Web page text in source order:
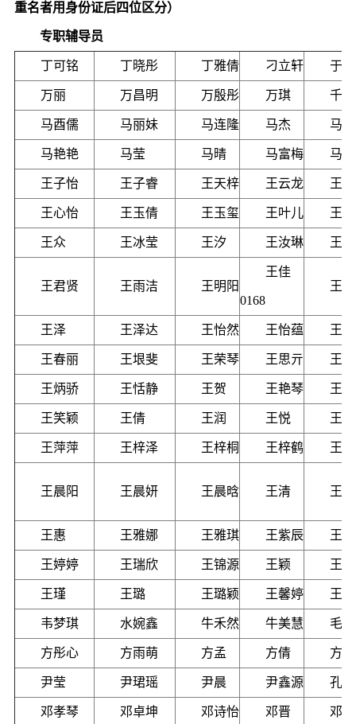
重名者用身份证后四位区分）
专职辅导员
丁可铭 丁晓彤 丁雅倩 刁立轩 于希
万丽 万昌明 万殷彤 万琪 千姿
马酉儒 马丽妹 马连隆 马杰 马
马艳艳 马莹 马晴 马富梅 马
王子怡 王子睿 王天梓 王云龙 王今
王心怡 王玉倩 王玉玺 王叶儿 王立
王众 王冰莹 王汐 王汝琳 王
王君贤 王雨洁 王明阳
王佳
0168
王
王泽 王泽达 王怡然 王怡蕴 王
王春丽 王垠斐 王荣琴 王思亓 王峥
王炳骄 王恬静 王贺 王艳琴 王莹
王笑颖 王倩 王润 王悦 王祥
王萍萍 王梓泽 王梓桐 王梓鹤 王爽
王晨阳 王晨妍 王晨晗 王清 王
王惠 王雅娜 王雅琪 王紫辰 王晶
王婷婷 王瑞欣 王锦源 王颖 王
王瑾 王璐 王璐颖 王馨婷 王
韦梦琪 水婉鑫 牛禾然 牛美慧 毛锟
方彤心 方雨萌 方孟 方倩 方
尹莹 尹珺瑶 尹晨 尹鑫源 孔洁
邓孝琴 邓卓坤 邓诗怡 邓晋 邓